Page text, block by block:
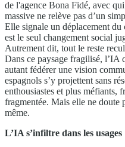
de l'agence Bona Fidé, avec
massive ne relève pas d’un
Elle signale un déplacement
est le seul changement social
Autrement dit, tout le reste
Dans ce paysage fragilisé, l’IA
autant fédérer une vision
espagnols s’y projettent sans
enthousiastes et plus méfiants,
fragmentée. Mais elle ne doute
même.
L’IA s’infiltre dans les usages